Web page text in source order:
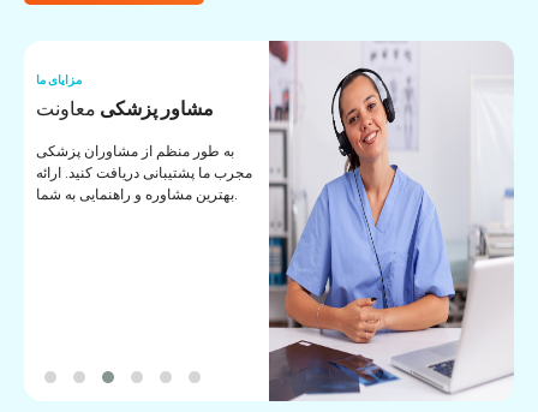
مزایای ما
مشاور پزشکی معاونت
به طور منظم از مشاوران پزشکی
مجرب ما پشتیبانی دریافت کنید. ارائه
بهترین مشاوره و راهنمایی به شما.